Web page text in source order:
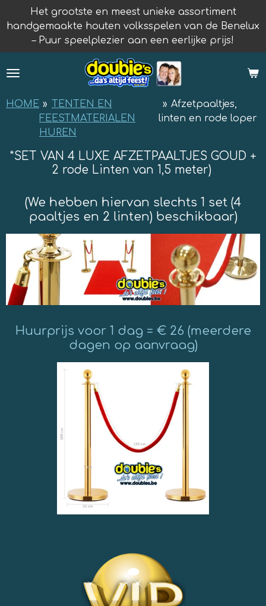
direct
de
hoofdinhoud
Het grootste en meest unieke assortiment
handgemaakte houten volksspelen van de Benelux
– Puur speelplezier aan een eerlijke prijs!
HOME »
TENTEN EN
FEESTMATERIALEN
HUREN
» Afzetpaaltjes,
linten en rode loper
*SET VAN 4 LUXE AFZETPAALTJES GOUD +
2 rode Linten van 1,5 meter)
(We hebben hiervan slechts 1 set (4
paaltjes en 2 linten) beschikbaar)
Huurprijs voor 1 dag = € 26 (meerdere
dagen op aanvraag)